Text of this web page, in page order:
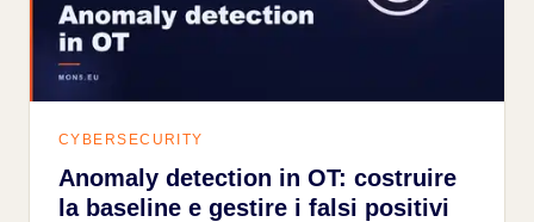
CYBERSECURITY
Anomaly detection in OT: costruire
la baseline e gestire i falsi positivi